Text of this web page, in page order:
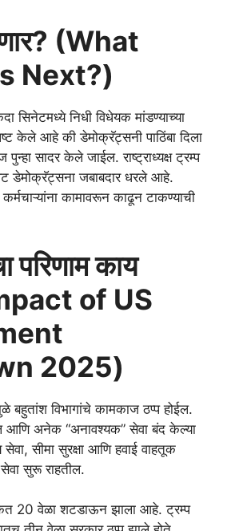
(What
Next?)
सिनेटमध्ये निधी विधेयक मांडण्याच्या
केले आहे की डेमोक्रॅट्सनी पाठिंबा दिला
पुन्हा सादर केले जाईल. राष्ट्राध्यक्ष ट्रम्प
डेमोक्रॅट्सना जबाबदार धरले आहे.
कामावरून काढून टाकण्याची
काय
of US
2025)
बहुतांश विभागांचे कामकाज ठप्प होईल.
आणि अनेक “अनावश्यक” सेवा बंद केल्या
सीमा सुरक्षा आणि हवाई वाहतूक
सुरू राहतील.
20 वेळा शटडाऊन झाला आहे. ट्रम्प